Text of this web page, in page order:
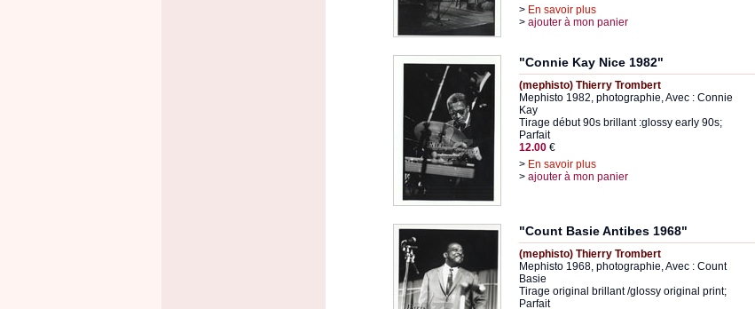
> En savoir plus
> ajouter à mon panier
"Connie Kay Nice 1982"
(mephisto) Thierry Trombert
Mephisto 1982, photographie, Avec : Connie
Kay
Tirage début 90s brillant :glossy early 90s;
Parfait
12.00 €
> En savoir plus
> ajouter à mon panier
"Count Basie Antibes 1968"
(mephisto) Thierry Trombert
Mephisto 1968, photographie, Avec : Count
Basie
Tirage original brillant /glossy original print;
Parfait